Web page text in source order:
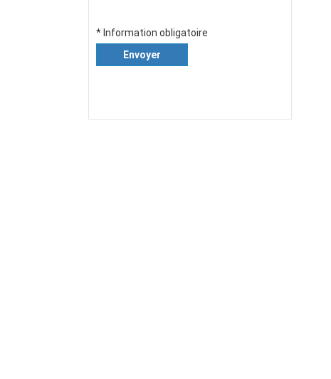
* Information obligatoire
Envoyer